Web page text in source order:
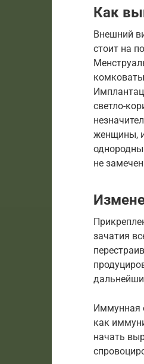
Как
Внешний
стоит на
светло-
женщины,
не
зачатия
Иммунная
как
начать